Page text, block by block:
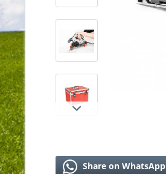
Share on WhatsApp